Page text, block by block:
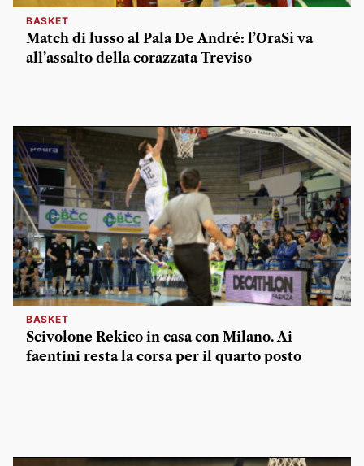
BASKET
Match di lusso al Pala De André: l’OraSì va
all’assalto della corazzata Treviso
BASKET
Scivolone Rekico in casa con Milano. Ai
faentini resta la corsa per il quarto posto